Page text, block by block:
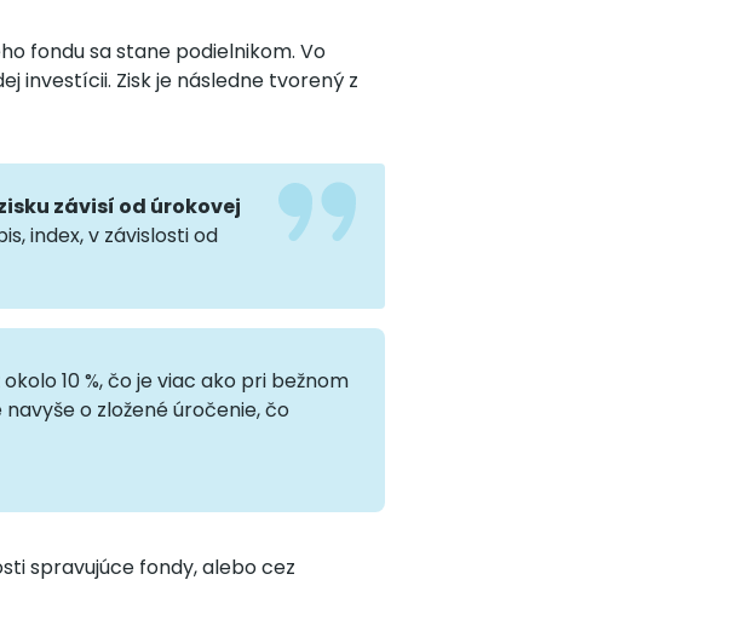
fondu sa stane podielnikom. Vo
investícii. Zisk je následne tvorený z
závisí od úrokovej
index, v závislosti od
10 %, čo je viac ako pri bežnom
o zložené úročenie, čo
spravujúce fondy, alebo cez